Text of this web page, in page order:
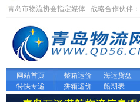
青岛市物流协会指定媒体 战略合作伙伴：
网站首页 整箱运价 海运货盘
特快专递
拼箱运价 船期表